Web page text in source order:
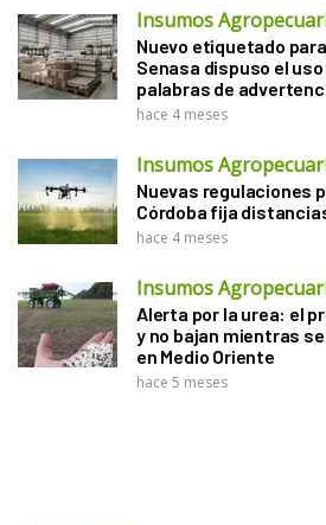
Insumos
Nuevo etiquetado
Senasa dispuso el
palabras de
hace 4 meses
Insumos
Nuevas regulaciones
Córdoba fija
hace 4 meses
Insumos
Alerta por la urea: el
y no bajan mientras
en Medio Oriente
hace 5 meses